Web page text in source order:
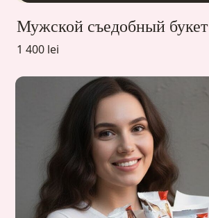
Мужской съедобный букет
1 400 lei